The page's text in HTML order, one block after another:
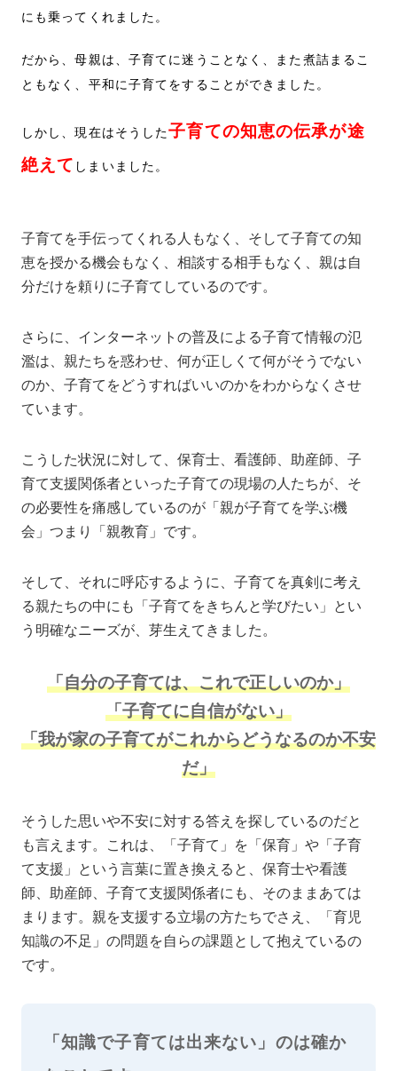
にも乗ってくれました。
だから、母親は、子育てに迷うことなく、また煮詰まるこ
ともなく、平和に子育てをすることができました。
しかし、現在はそうした子育ての知恵の伝承が途
絶えて しまいました。
子育てを手伝ってくれる人もなく、そして子育ての知
恵を授かる機会もなく、相談する相手もなく、親は自
分だけを頼りに子育てしているのです。
さらに、インターネットの普及による子育て情報の氾
濫は、親たちを惑わせ、何が正しくて何がそうでない
のか、子育てをどうすればいいのかをわからなくさせ
ています。
こうした状況に対して、保育士、看護師、助産師、子
育て支援関係者といった子育ての現場の人たちが、そ
の必要性を痛感しているのが「親が子育てを学ぶ機
会」つまり「親教育」です。
そして、それに呼応するように、子育てを真剣に考え
る親たちの中にも「子育てをきちんと学びたい」とい
う明確なニーズが、芽生えてきました。
「自分の子育ては、これで正しいのか」
「子育てに自信がない」
「我が家の子育てがこれからどうなるのか不安
だ」
そうした思いや不安に対する答えを探しているのだと
も言えます。これは、「子育て」を「保育」や「子育
て支援」という言葉に置き換えると、保育士や看護
師、助産師、子育て支援関係者にも、そのままあては
まります。親を支援する立場の方たちでさえ、「育児
知識の不足」の問題を自らの課題として抱えているの
です。
「知識で子育ては出来ない」のは確か